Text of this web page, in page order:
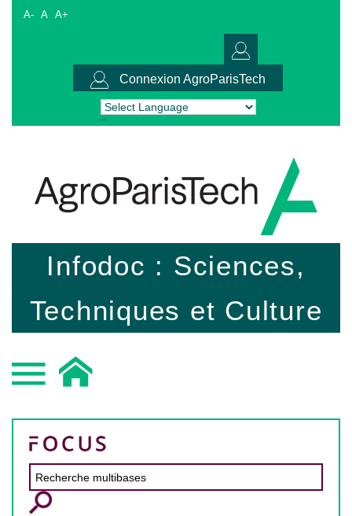
A- A A+
Connexion AgroParisTech
Powered by Translate
Infodoc : Sciences,
Techniques et Culture